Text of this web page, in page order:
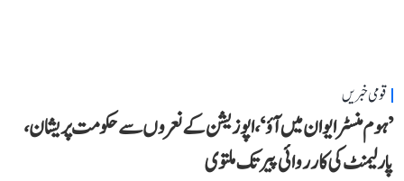
قومی خبریں
’ہوم منسٹر ایوان میں آؤ‘، اپوزیشن کے نعروں سے حکومت پریشان،
پارلیمنٹ کی کارروائی پیر تک ملتوی